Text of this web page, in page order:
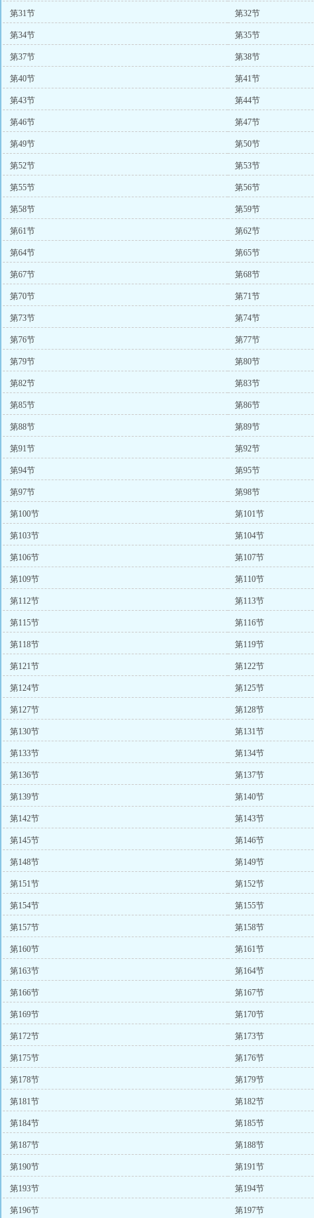
第31节 第32节
第34节 第35节
第37节 第38节
第40节 第41节
第43节 第44节
第46节 第47节
第49节 第50节
第52节 第53节
第55节 第56节
第58节 第59节
第61节 第62节
第64节 第65节
第67节 第68节
第70节 第71节
第73节 第74节
第76节 第77节
第79节 第80节
第82节 第83节
第85节 第86节
第88节 第89节
第91节 第92节
第94节 第95节
第97节 第98节
第100节 第101节
第103节 第104节
第106节 第107节
第109节 第110节
第112节 第113节
第115节 第116节
第118节 第119节
第121节 第122节
第124节 第125节
第127节 第128节
第130节 第131节
第133节 第134节
第136节 第137节
第139节 第140节
第142节 第143节
第145节 第146节
第148节 第149节
第151节 第152节
第154节 第155节
第157节 第158节
第160节 第161节
第163节 第164节
第166节 第167节
第169节 第170节
第172节 第173节
第175节 第176节
第178节 第179节
第181节 第182节
第184节 第185节
第187节 第188节
第190节 第191节
第193节 第194节
第196节 第197节